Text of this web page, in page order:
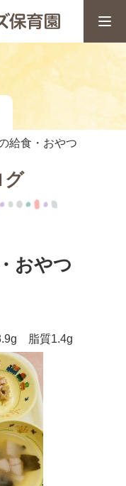
給食・おやつ
グ
おやつ
脂質1.4g